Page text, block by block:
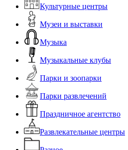
Культурные центры
Музеи и выставки
Музыка
Музыкальные клубы
Парки и зоопарки
Парки развлечений
Праздничное агентство
Развлекательные центры